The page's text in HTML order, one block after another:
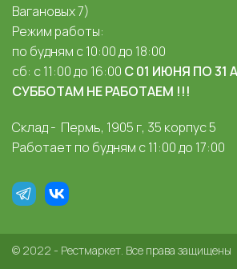
Вагановых 7)
Режим работы:
по будням с 10:00 до 18:00
сб: с 11:00 до 16:00 С 01 ИЮНЯ ПО 31
СУББОТАМ НЕ РАБОТАЕМ !!!
Склад - Пермь, 1905 г, 35 корпус 5
Работает по будням с 11:00 до 17:00
© 2022 - Рестмаркет. Все права защищены